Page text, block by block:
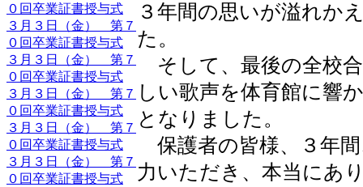
０回卒業証書授与式
３月３日（金） 第７
０回卒業証書授与式
３月３日（金） 第７
０回卒業証書授与式
３月３日（金） 第７
０回卒業証書授与式
３月３日（金） 第７
０回卒業証書授与式
３月３日（金） 第７
０回卒業証書授与式
３年間の思いが溢れか
た。
そして、最後の全校
しい歌声を体育館に響
となりました。
保護者の皆様、３年
力いただき、本当にあ